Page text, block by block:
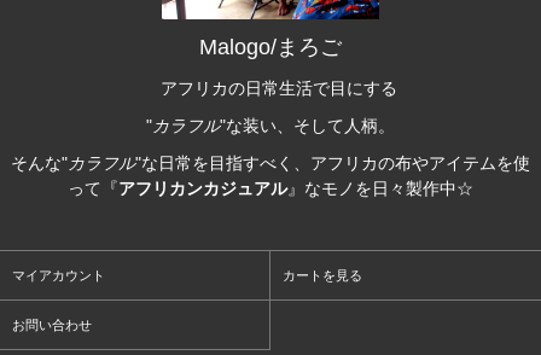
Malogo/まろご
アフリカの日常生活で目にする
"カラフル"な装い、そして人柄。
そんな"カラフル"な日常を目指すべく、アフリカの布やアイテムを使
って『アフリカンカジュアル』なモノを日々製作中☆
マイアカウント カートを見る
お問い合わせ